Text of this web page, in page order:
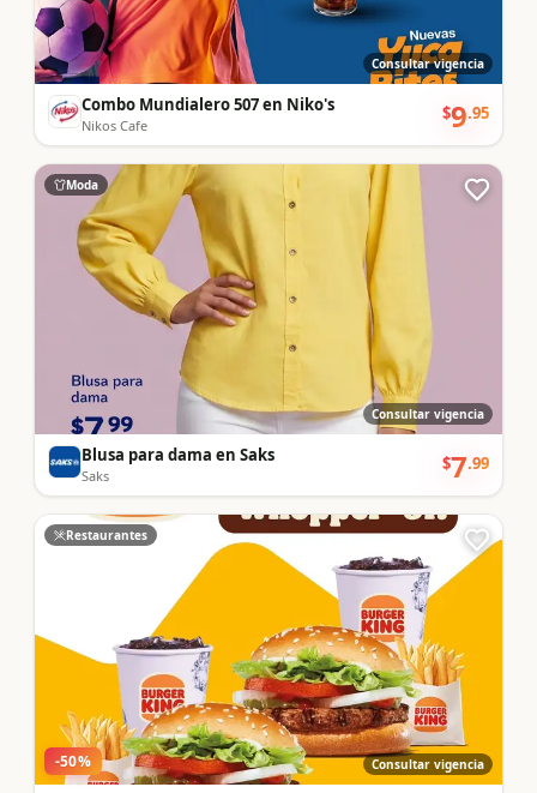
Consultar vigencia
Combo Mundialero 507 en Niko's
Nikos Cafe
$9.95
Moda
Consultar vigencia
Blusa para dama en Saks
Saks
$7.99
Restaurantes
-50% Consultar vigencia